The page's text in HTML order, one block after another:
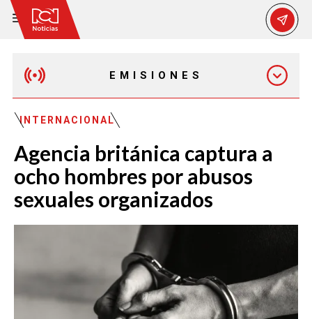
EMISIONES
MAÑANA EXPRESS
EMISIÓN 12:30 PM
EMISIÓN 7:00 PM
EMISIÓN 11:30 PM
INTERNACIONAL
Agencia británica captura a
ocho hombres por abusos
sexuales organizados